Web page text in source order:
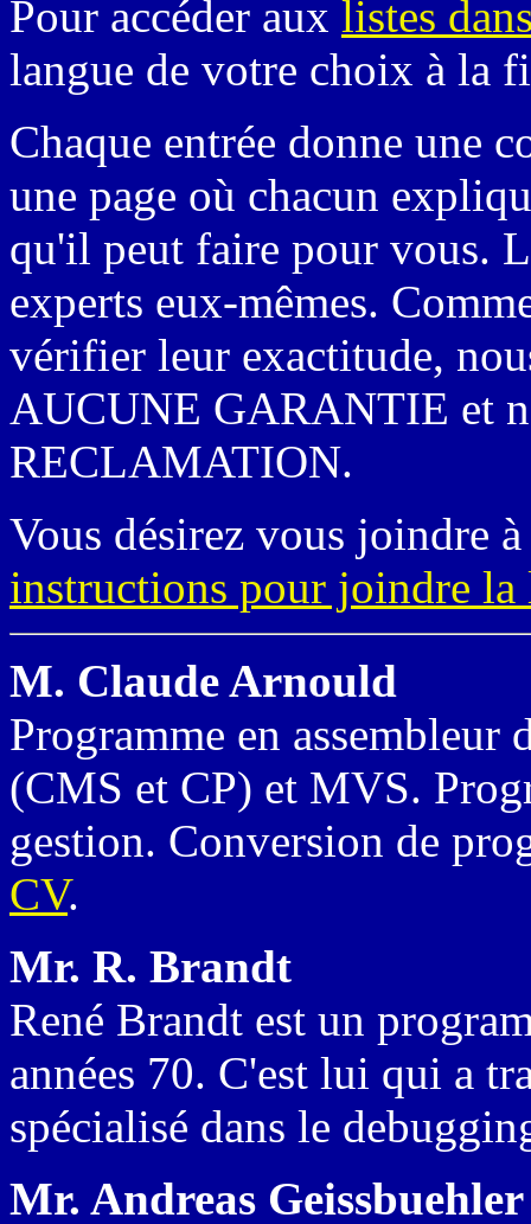
Pour accéder aux listes
langue de votre choix à la
Chaque entrée donne une
une page où chacun
qu'il peut faire pour vous.
experts eux-mêmes.
vérifier leur exactitude,
AUCUNE GARANTIE et
RECLAMATION.
Vous désirez vous joindre
instructions pour joindre la
M. Claude Arnould
Programme en assembleur
(CMS et CP) et MVS.
gestion. Conversion de
CV.
Mr. R. Brandt
René Brandt est un
années 70. C'est lui qui a
spécialisé dans le
Mr. Andreas Geissbuehler